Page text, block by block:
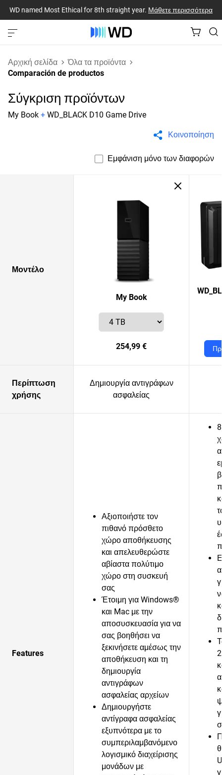
WD named Most Ethical for 8th straight year. Μάθετε περισσότερα
Αρχική σελίδα
Όλα τα προϊόντα
Comparación de productos
Σύγκριση προϊόντων
My Book + WD_BLACK D10 Game Drive
Κοινοποίηση
Εμφάνιση μόνο των διαφορών
Μοντέλο
My Book
254,99 €
Περίπτωση
χρήσης
Δημιουργία αντιγράφων
ασφαλείας
Features
Αξιοποιήστε τον
πιθανό πρόσθετο
χώρο αποθήκευσης
και απελευθερώστε
αβίαστα πολύτιμο
χώρο στη συσκευή
σας
Έτοιμη για Windows®
και Mac με την
αποσυσκευασία για να
σας βοηθήσει να
ξεκινήσετε αμέσως την
αποθήκευση και τη
δημιουργία
αντιγράφων
ασφαλείας αρχείων
Δημιουργήστε
αντίγραφα ασφαλείας
εξυπνότερα με το
συμπεριλαμβανόμενο
λογισμικό διαχείρισης
μονάδων με